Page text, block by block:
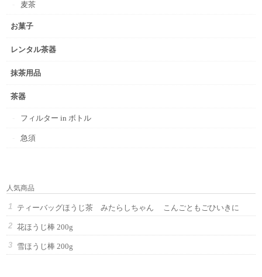
麦茶
お菓子
レンタル茶器
抹茶用品
茶器
フィルター in ボトル
急須
人気商品
ティーバッグほうじ茶 みたらしちゃん こんごともごひいきに
花ほうじ棒 200g
雪ほうじ棒 200g